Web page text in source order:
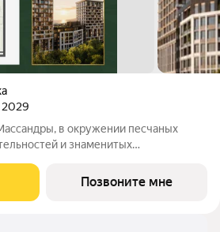
2029
в окружении песчаных
и знаменитых
Квартира находится на 4 этаже, в
класса
Позвоните мне